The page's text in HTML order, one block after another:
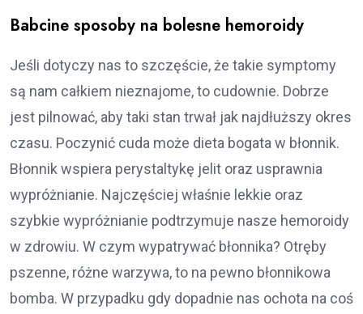
Babcine sposoby na bolesne hemoroidy
Jeśli dotyczy nas to szczęście, że takie symptomy
są nam całkiem nieznajome, to cudownie. Dobrze
jest pilnować, aby taki stan trwał jak najdłuższy okres
czasu. Poczynić cuda może dieta bogata w błonnik.
Błonnik wspiera perystaltykę jelit oraz usprawnia
wypróżnianie. Najczęściej właśnie lekkie oraz
szybkie wypróżnianie podtrzymuje nasze hemoroidy
w zdrowiu. W czym wypatrywać błonnika? Otręby
pszenne, różne warzywa, to na pewno błonnikowa
bomba. W przypadku gdy dopadnie nas ochota na coś